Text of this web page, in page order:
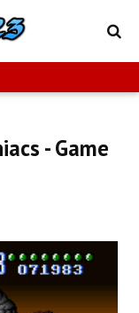
- Game